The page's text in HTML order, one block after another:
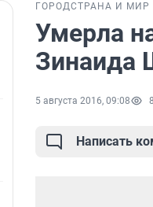
ГОРОДСТРАНА И МИР
Умерла
Зинаида
5 августа 2016, 09:08
Написать